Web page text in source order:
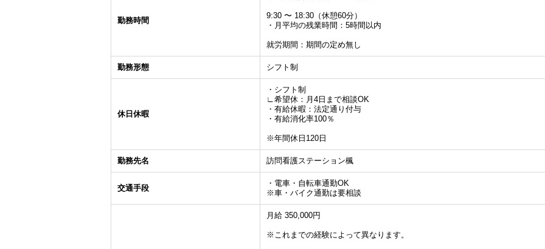
勤務時間
9:30 〜 18:30（休憩60分）
・月平均の残業時間：5時間以内
就労期間：期間の定め無し
勤務形態 シフト制
休日休暇
・シフト制
∟希望休：月4日まで相談OK
・有給休暇：法定通り付与
・有給消化率100％
※年間休日120日
勤務先名 訪問看護ステーション楓
交通手段
・電車・自転車通勤OK
※車・バイク通勤は要相談
月給 350,000円
※これまでの経験によって異なります。